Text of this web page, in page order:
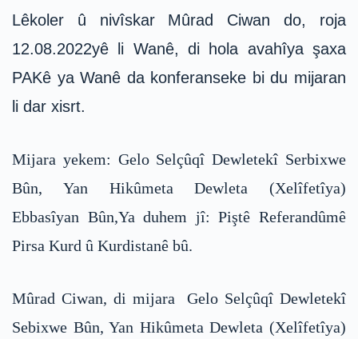
Lêkoler û nivîskar Mûrad Ciwan do, roja
12.08.2022yê li Wanê, di hola avahîya şaxa
PAKê ya Wanê da konferanseke bi du mijaran
li dar xisrt.
Mijara yekem: Gelo Selçûqî Dewletekî Serbixwe
Bûn, Yan Hikûmeta Dewleta (Xelîfetîya)
Ebbasîyan Bûn,Ya duhem jî: Piştê Referandûmê
Pirsa Kurd û Kurdistanê bû.
Mûrad Ciwan, di mijara Gelo Selçûqî Dewletekî
Sebixwe Bûn, Yan Hikûmeta Dewleta (Xelîfetîya)